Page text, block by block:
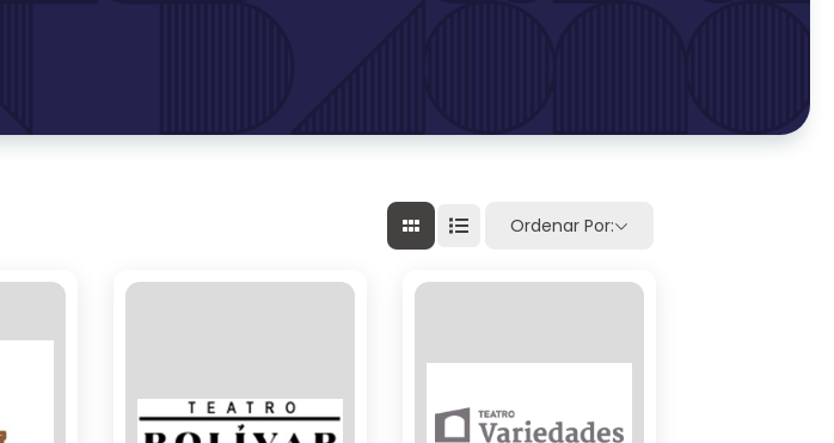
Ordenar Por: